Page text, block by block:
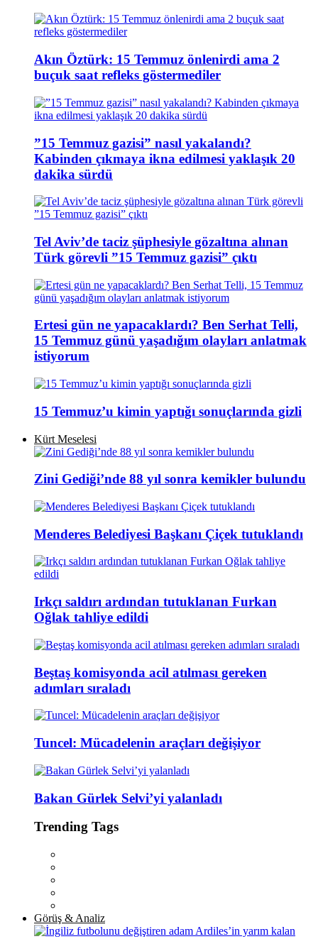
Akın Öztürk: 15 Temmuz önlenirdi ama 2
buçuk saat refleks göstermediler
”15 Temmuz gazisi” nasıl yakalandı?
Kabinden çıkmaya ikna edilmesi yaklaşık 20
dakika sürdü
Tel Aviv’de taciz şüphesiyle gözaltına alınan
Türk görevli ”15 Temmuz gazisi” çıktı
Ertesi gün ne yapacaklardı? Ben Serhat Telli,
15 Temmuz günü yaşadığım olayları anlatmak
istiyorum
15 Temmuz’u kimin yaptığı sonuçlarında gizli
Kürt Meselesi
Zini Gediği’nde 88 yıl sonra kemikler bulundu
Menderes Belediyesi Başkanı Çiçek tutuklandı
Irkçı saldırı ardından tutuklanan Furkan
Oğlak tahliye edildi
Beştaş komisyonda acil atılması gereken
adımları sıraladı
Tuncel: Mücadelenin araçları değişiyor
Bakan Gürlek Selvi’yi yalanladı
Trending Tags
Görüş & Analiz